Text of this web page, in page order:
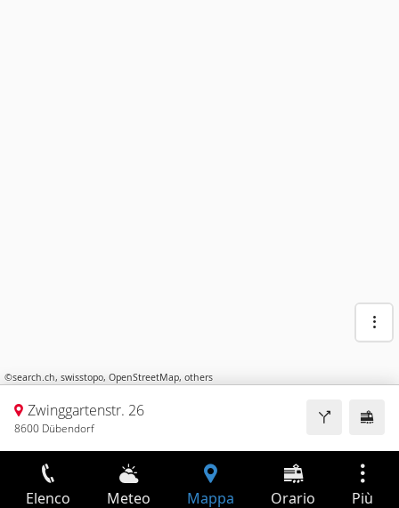
©search.ch, swisstopo, OpenStreetMap, others
Zwinggartenstr. 26
8600 Dübendorf
Elenco Meteo Mappa Orario Più